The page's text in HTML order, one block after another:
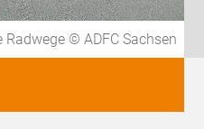
© ADFC Sachsen